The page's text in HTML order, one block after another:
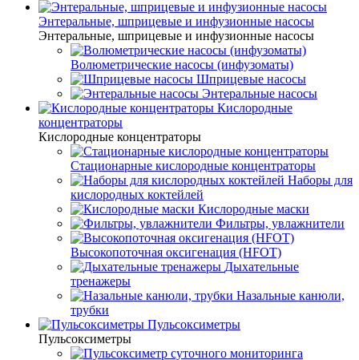
Энтеральные, шприцевые и инфузионные насосы
Энтеральные, шприцевые и инфузионные насосы
Волюметрические насосы (инфузоматы)
Шприцевые насосы
Энтеральные насосы
Кислородные
концентраторы
Кислородные концентраторы
Стационарные кислородные концентраторы
Наборы для
кислородных коктейлей
Кислородные маски
Фильтры, увлажнители
Высокопоточная оксигенация (HFOT)
Дыхательные
тренажеры
Назальные канюли,
трубки
Пульсоксиметры
Пульсоксиметры